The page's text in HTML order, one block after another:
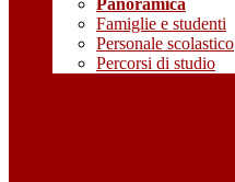
Panoramica
Famiglie e studenti
Personale scolastico
Percorsi di studio